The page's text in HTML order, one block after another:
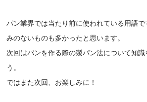
パン業界では当たり前に使われている用語
みのないものも多かったと思います。
次回はパンを作る際の製パン法について知識
う。
ではまた次回、お楽しみに！